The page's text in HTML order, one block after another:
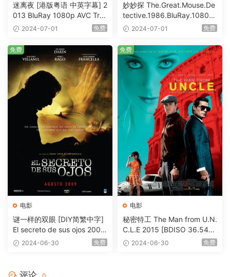
迷离夜 [港版粤语 中英字幕] 2
013 BluRay 1080p AVC Tru
eHD5.1 [BDISO 22.64GB]
2024-07-01 免费
妙妙探 The.Great.Mouse.De
tective.1986.BluRay.1080p.
AVC.DTS-HD.MA.5.1-HDHo
2024-07-01 免费
电影
谜一样的双眼 [DIY简繁中字]
El secreto de sus ojos 2009
1080p Blu-ray AVC DTS-HD
2024-06-30 免费
免费
电影
秘密特工 The Man from U.N.
C.L.E 2015 [BDISO 36.54G
B] 2024-06-30 免费
免费